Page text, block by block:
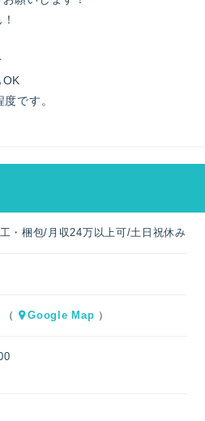
です。
・梱包/月収24万以上可/土日祝休み
Google Map ）